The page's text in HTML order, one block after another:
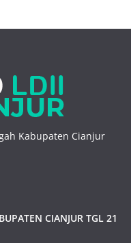
Kabupaten Cianjur
CIANJUR TGL 21